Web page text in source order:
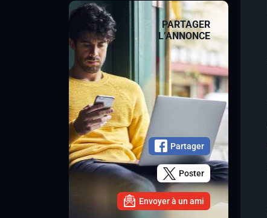
PARTAGER
L’ANNONCE
Partager
Poster
Envoyer à un ami